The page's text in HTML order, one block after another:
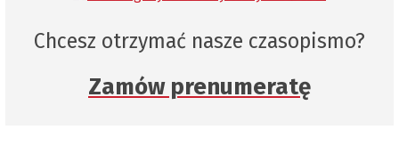
Chcesz otrzymać nasze czasopismo?
Zamów prenumeratę